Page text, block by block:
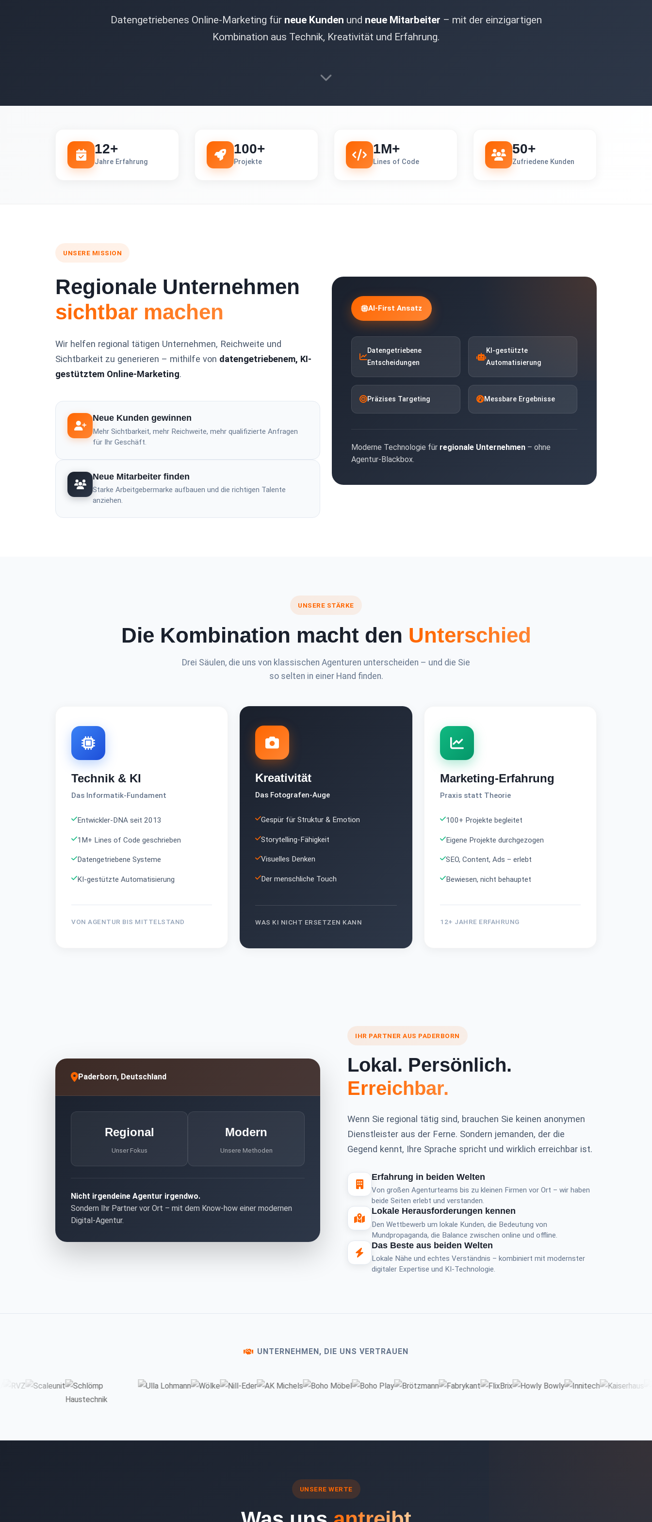
Datengetriebenes Online-Marketing für neue Kunden und neue Mitarbeiter – mit der einzigartigen
Kombination aus Technik, Kreativität und Erfahrung.
12+
Jahre Erfahrung
100+
Projekte
1M+
Lines of Code
50+
Zufriedene Kunden
UNSERE MISSION
Regionale Unternehmen
sichtbar machen
Wir helfen regional tätigen Unternehmen, Reichweite und
Sichtbarkeit zu generieren – mithilfe von datengetriebenem, KI-
gestütztem Online-Marketing.
Neue Kunden gewinnen
Mehr Sichtbarkeit, mehr Reichweite, mehr qualifizierte Anfragen
für Ihr Geschäft.
Neue Mitarbeiter finden
Starke Arbeitgebermarke aufbauen und die richtigen Talente
anziehen.
AI-First Ansatz
Datengetriebene
Entscheidungen
KI-gestützte
Automatisierung
Präzises Targeting Messbare Ergebnisse
Moderne Technologie für regionale Unternehmen – ohne
Agentur-Blackbox.
UNSERE STÄRKE
Die Kombination macht den Unterschied
Drei Säulen, die uns von klassischen Agenturen unterscheiden – und die Sie
so selten in einer Hand finden.
Technik & KI
Das Informatik-Fundament
Entwickler-DNA seit 2013
1M+ Lines of Code geschrieben
Datengetriebene Systeme
KI-gestützte Automatisierung
VON AGENTUR BIS MITTELSTAND
Kreativität
Das Fotografen-Auge
Gespür für Struktur & Emotion
Storytelling-Fähigkeit
Visuelles Denken
Der menschliche Touch
WAS KI NICHT ERSETZEN KANN
Marketing-Erfahrung
Praxis statt Theorie
100+ Projekte begleitet
Eigene Projekte durchgezogen
SEO, Content, Ads – erlebt
Bewiesen, nicht behauptet
12+ JAHRE ERFAHRUNG
IHR PARTNER AUS PADERBORN
Lokal. Persönlich.
Erreichbar.
Wenn Sie regional tätig sind, brauchen Sie keinen anonymen
Dienstleister aus der Ferne. Sondern jemanden, der die
Gegend kennt, Ihre Sprache spricht und wirklich erreichbar ist.
Erfahrung in beiden Welten
Von großen Agenturteams bis zu kleinen Firmen vor Ort – wir haben
beide Seiten erlebt und verstanden.
Lokale Herausforderungen kennen
Den Wettbewerb um lokale Kunden, die Bedeutung von
Mundpropaganda, die Balance zwischen online und offline.
Das Beste aus beiden Welten
Lokale Nähe und echtes Verständnis – kombiniert mit modernster
digitaler Expertise und KI-Technologie.
Paderborn, Deutschland
Regional
Unser Fokus
Modern
Unsere Methoden
Nicht irgendeine Agentur irgendwo.
Sondern Ihr Partner vor Ort – mit dem Know-how einer modernen
Digital-Agentur.
UNTERNEHMEN, DIE UNS VERTRAUEN
UNSERE WERTE